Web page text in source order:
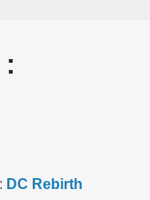
DC Rebirth